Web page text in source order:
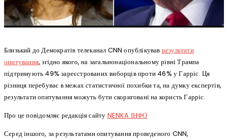
Близький до Демократів телеканал CNN опублікував результати
опитування, згідно якого, на загальнонаціональному рівні Трампа
підтримують 49% зареєстрованих виборців проти 46% у Гарріс. Ця
різниця перебуває в межах статистичної похибки та, на думку експертів,
результати опитування можуть бути скориговані на користь Гарріс.
Про це повідомляє редакція сайту NENKA ІНФО
Серед іншого, за результатами опитування проведеного CNN,